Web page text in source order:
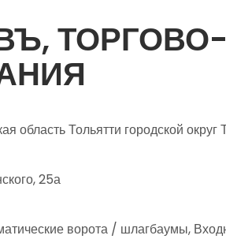
область Тольятти городской округ
25а
ворота / шлагбаумы,